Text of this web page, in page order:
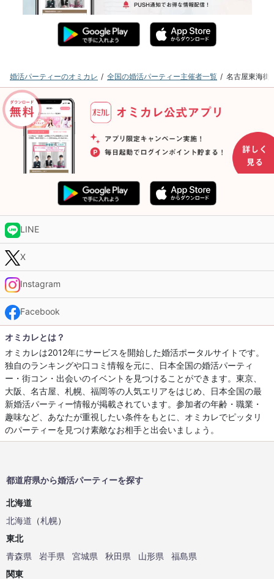
婚活パーティーのオミカレ 全国の婚活パーティー主催者一覧 名古屋東海街
LINE
X
Instagram
Facebook
オミカレとは？
オミカレは2012年にサービスを開始した婚活ポータルサイトです。
独自のランキングや口コミ情報を元に、日本全国の婚活パーティ
ー・街コン・出会いのイベントを見つけることができます。東京、
大阪、名古屋、札幌、福岡等の人気エリアをはじめ、日本全国の最
新婚活パーティー情報が掲載されています。参加者の年齢・職業・
趣味など、あなたが重視したい条件をもとに、オミカレでピッタリ
のパーティーを見つけ素敵なお相手と出会いましょう。
都道府県から婚活パーティーを探す
北海道
北海道 （札幌）
東北
青森県
岩手県 宮城県 秋田県 山形県
福島県
関東